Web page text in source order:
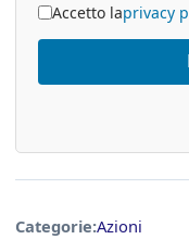
Accetto laprivacy
Categorie:Azioni